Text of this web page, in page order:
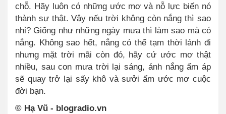
chỗ. Hãy luôn có những ước mơ và nỗ lực biến nó
thành sự thật. Vậy nếu trời không còn nắng thì sao
nhỉ? Giống như những ngày mưa thì làm sao mà có
nắng. Không sao hết, nắng có thể tạm thời lánh đi
nhưng mặt trời mãi còn đó, hãy cứ ước mơ thật
nhiều, sau con mưa trời lại sáng, ánh nắng ấm áp
sẽ quay trở lại sấy khô và sưởi ấm ước mơ cuộc
đời bạn.
© Hạ Vũ - blogradio.vn